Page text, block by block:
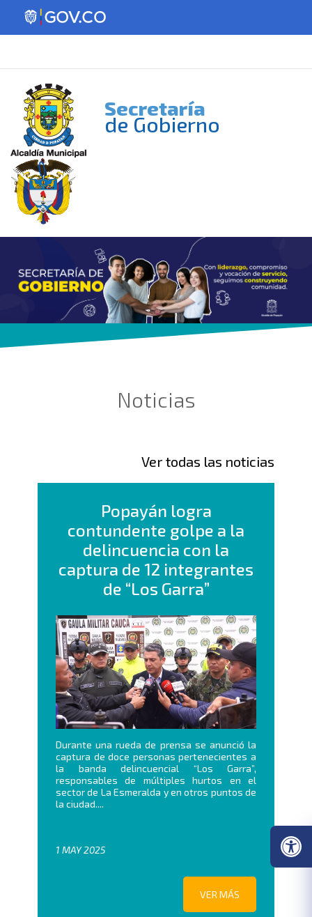
Secretaría
de Gobierno
Noticias
Ver todas las noticias
Popayán logra
contundente golpe a la
delincuencia con la
captura de 12 integrantes
de “Los Garra”
Durante una rueda de prensa se anunció la
captura de doce personas pertenecientes a
la banda delincuencial “Los Garra”,
responsables de múltiples hurtos en el
sector de La Esmeralda y en otros puntos de
la ciudad....
1 MAY 2025
VER MÁS